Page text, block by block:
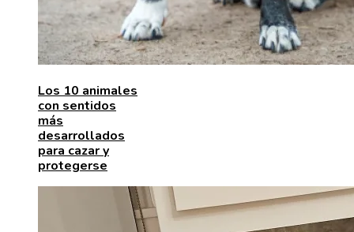
Los 10 animales
con sentidos
más
desarrollados
para cazar y
protegerse